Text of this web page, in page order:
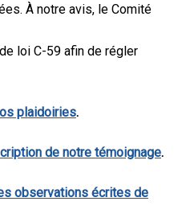
À notre avis, le Comité
loi C-59 afin de régler
plaidoiries.
de notre témoignage.
observations écrites de